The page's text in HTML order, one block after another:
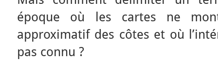
époque où les cartes ne
approximatif des côtes et où
pas connu ?